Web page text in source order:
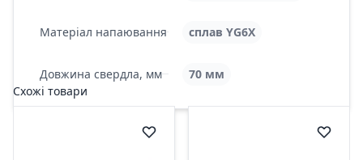
Матеріал напаювання сплав YG6X
Довжина свердла, мм
70 мм
Схожі товари